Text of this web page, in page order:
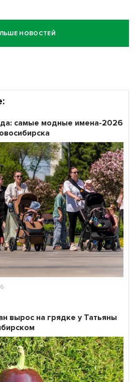
НОВОСТЕЙ
самые модные имена-2026
вырос на грядке у Татьяны